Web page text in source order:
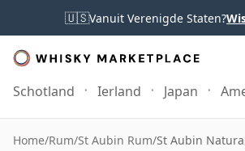
🇺🇸Vanuit Verenigde Staten?
Schotland Ierland Japan
Home/Rum/St Aubin Rum/St Aubin